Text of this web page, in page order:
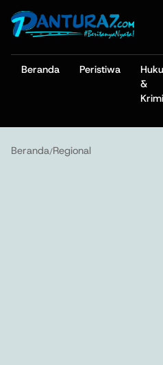
Beranda Peristiwa
&
Beranda/Regional